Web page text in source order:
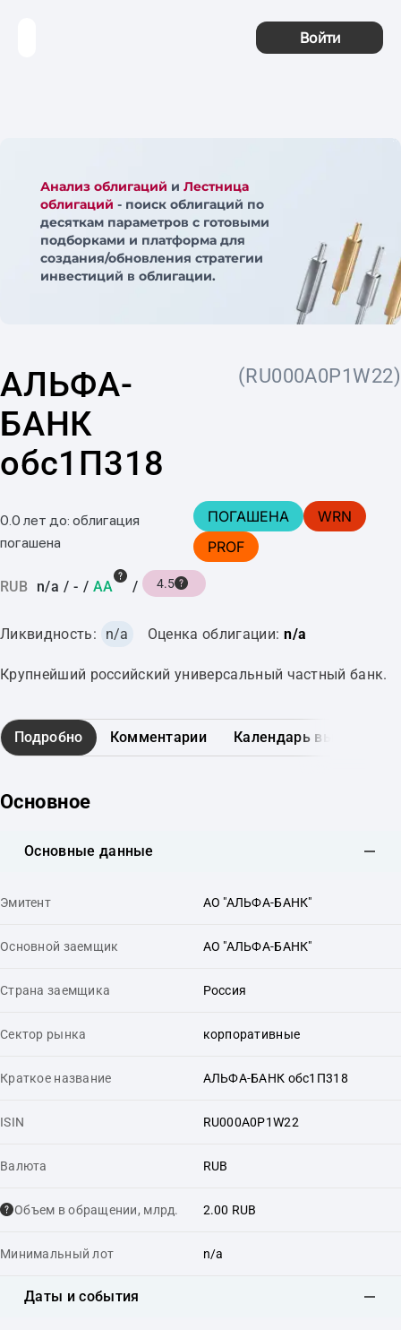
Войти
Анализ облигаций и Лестница
облигаций - поиск облигаций по
десяткам параметров с готовыми
подборками и платформа для
создания/обновления стратегии
инвестиций в облигации.
АЛЬФА-
БАНК
обс1П318
(RU000A0P1W22)
0.0 лет до: облигация
погашена
ПОГАШЕНА
WRN
PROF
RUB n/a / - / AA / 4.5
Ликвидность: n/a Оценка облигации: n/a
Крупнейший российский универсальный частный банк.
Подробно Комментарии Календарь выплат
Основное
Основные данные
Эмитент АО "АЛЬФА-БАНК"
Основной заемщик АО "АЛЬФА-БАНК"
Страна заемщика Россия
Сектор рынка корпоративные
Краткое название АЛЬФА-БАНК обс1П318
ISIN RU000A0P1W22
Валюта RUB
Объем в обращении, млрд. 2.00 RUB
Минимальный лот n/a
Даты и события